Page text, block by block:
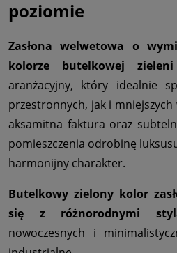
poziomie
Zasłona welwetowa o
kolorze butelkowej
aranżacyjny, który idealnie
przestronnych, jak i mniejszych
aksamitna faktura oraz
pomieszczenia odrobinę
harmonijny charakter.
Butelkowy zielony kolor
się z różnorodnymi
nowoczesnych i